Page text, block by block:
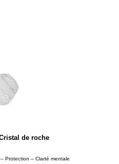
de roche
Protection – Clarté mentale